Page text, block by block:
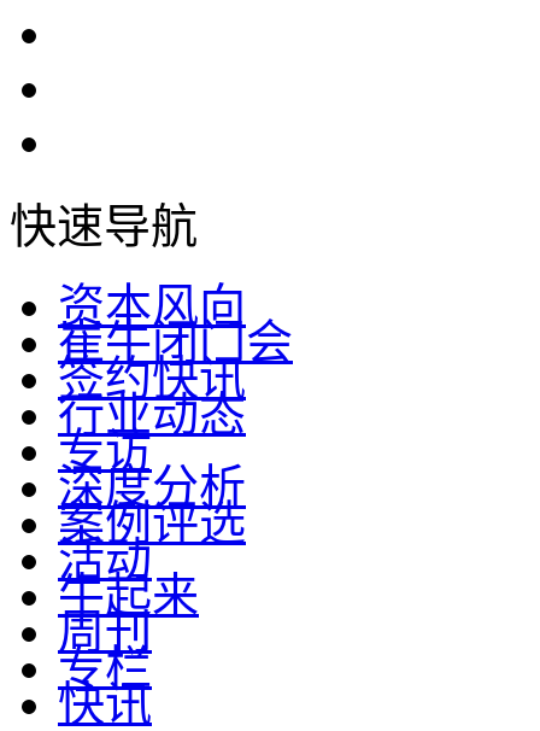
快速导航
资本风向
崔牛闭门会
签约快讯
行业动态
专访
深度分析
案例评选
活动
牛起来
周刊
专栏
快讯